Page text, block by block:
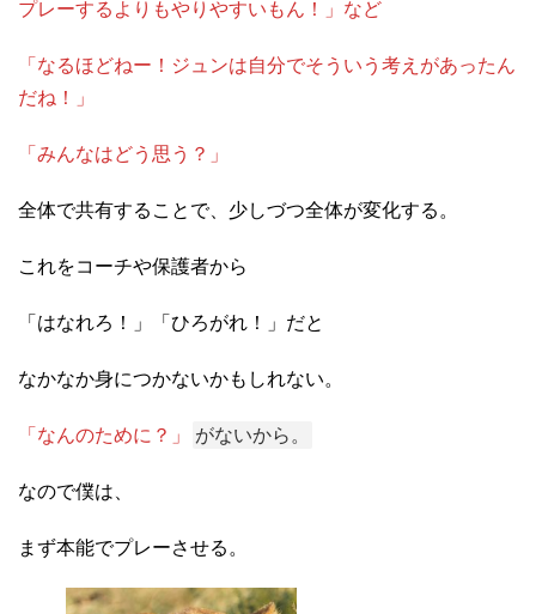
プレーするよりもやりやすいもん！」など
「なるほどねー！ジュンは自分でそういう考えがあったん
だね！」
「みんなはどう思う？」
全体で共有することで、少しづつ全体が変化する。
これをコーチや保護者から
「はなれろ！」「ひろがれ！」だと
なかなか身につかないかもしれない。
「なんのために？」 がないから。
なので僕は、
まず本能でプレーさせる。